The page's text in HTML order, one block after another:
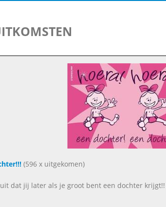
(596 x uitgekomen)
dat jij later als je groot bent een dochter